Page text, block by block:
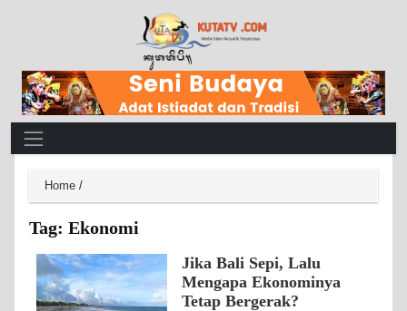
Main Navigation
Home /
Tag: Ekonomi
Jika Bali Sepi, Lalu
Mengapa Ekonominya
Tetap Bergerak?